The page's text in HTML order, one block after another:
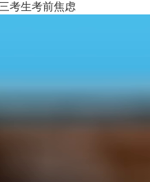
考生考前焦虑